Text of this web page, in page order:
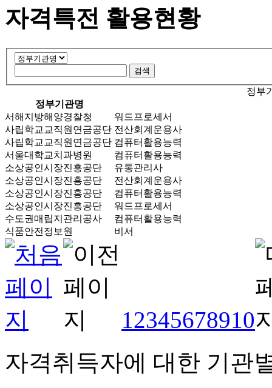
자격특전 활용현황
정부
정부기관명
서해지방해양경찰청
워드프로세서
사립학교교직원연금공단 전산회계운용사
사립학교교직원연금공단 컴퓨터활용능력
서울대학교치과병원
컴퓨터활용능력
소상공인시장진흥공단
유통관리사
소상공인시장진흥공단
전산회계운용사
소상공인시장진흥공단
컴퓨터활용능력
소상공인시장진흥공단
워드프로세서
수도권매립지관리공사
컴퓨터활용능력
식품안전정보원
비서
12345678910
자격취득자에 대한 기관